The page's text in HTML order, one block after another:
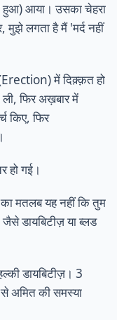
हुआ) आया। उसका चेहरा
लगता है मैं 'मर्द नहीं
में दिक़्क़त हो
फिर अख़बार में
किए, फिर
हो गई।
मतलब यह नहीं कि तुम
डायबिटीज़ या ब्लड
डायबिटीज़। 3
अमित की समस्या